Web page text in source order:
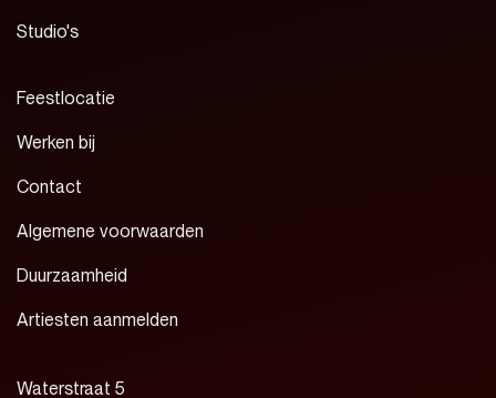
Studio's
Feestlocatie
Werken bij
Contact
Algemene voorwaarden
Duurzaamheid
Artiesten aanmelden
Waterstraat 5